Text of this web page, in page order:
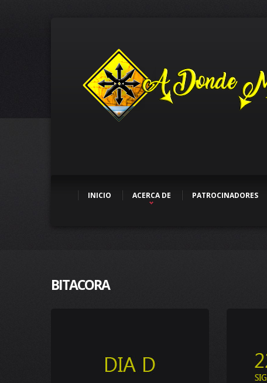
INICIO ACERCA DE PATROCINADORES
BITACORA